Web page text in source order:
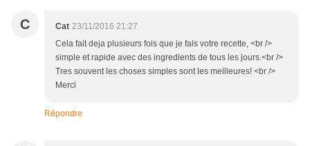
C Cat 23/11/2016 21:27
Cela fait deja plusieurs fois que je fais votre recette, <br />
simple et rapide avec des ingredients de tous les jours.<br />
Tres souvent les choses simples sont les meilleures! <br />
Merci
Répondre